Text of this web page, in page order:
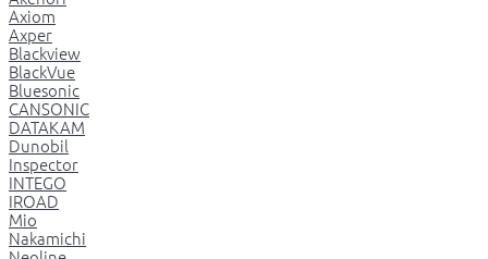
Axiom
Axper
Blackview
BlackVue
Bluesonic
CANSONIC
DATAKAM
Dunobil
Inspector
INTEGO
IROAD
Mio
Nakamichi